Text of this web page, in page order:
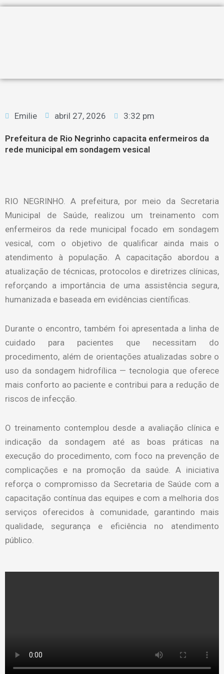
Emilie abril 27, 2026 3:32 pm
Prefeitura de Rio Negrinho capacita enfermeiros da
rede municipal em sondagem vesical
RIO NEGRINHO. A prefeitura, por meio da Secretaria
Municipal de Saúde, realizou um treinamento com
enfermeiros da rede municipal focado em sondagem
vesical, com o objetivo de qualificar ainda mais o
atendimento à população. A capacitação abordou a
atualização de técnicas, protocolos e diretrizes clínicas,
reforçando a importância de uma assistência segura,
humanizada e baseada em evidências científicas.
Durante o encontro, também foi apresentada a linha de
cuidado para pacientes que necessitam do
procedimento, além de orientações atualizadas sobre o
uso da sondagem hidrofílica — tecnologia que oferece
mais conforto ao paciente e contribui para a redução de
riscos de infecção.
O treinamento contemplou desde a avaliação clínica e
indicação da sondagem até as boas práticas na
execução do procedimento, com foco na prevenção de
complicações e na promoção da saúde. A iniciativa
reforça o compromisso da Secretaria de Saúde com a
capacitação contínua das equipes e com a melhoria dos
serviços oferecidos à comunidade, garantindo mais
qualidade, segurança e eficiência no atendimento
público.